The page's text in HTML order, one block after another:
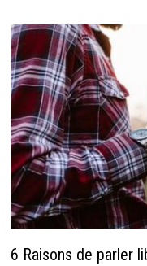
6 Raisons de parler